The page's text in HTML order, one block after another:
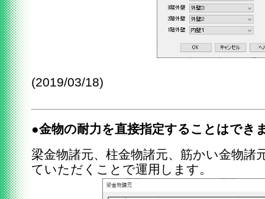
(2019/03/18)
●金物の耐力を直接指定することはでき
梁金物諸元、柱金物諸元、筋かい金物諸
ていただくことで運用します。